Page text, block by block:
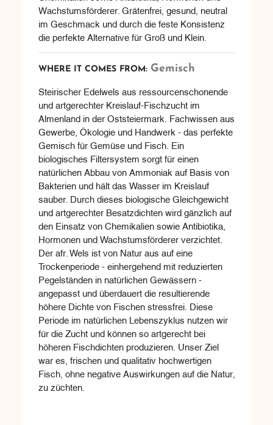
Wachstumsförderer. Grätenfrei, gesund, neutral
im Geschmack und durch die feste Konsistenz
die perfekte Alternative für Groß und Klein.
WHERE IT COMES FROM: Gemisch
Steirischer Edelwels aus ressourcenschonende
und artgerechter Kreislauf-Fischzucht im
Almenland in der Oststeiermark. Fachwissen aus
Gewerbe, Ökologie und Handwerk - das perfekte
Gemisch für Gemüse und Fisch. Ein
biologisches Filtersystem sorgt für einen
natürlichen Abbau von Ammoniak auf Basis von
Bakterien und hält das Wasser im Kreislauf
sauber. Durch dieses biologische Gleichgewicht
und artgerechter Besatzdichten wird gänzlich auf
den Einsatz von Chemikalien sowie Antibiotika,
Hormonen und Wachstumsförderer verzichtet.
Der afr. Wels ist von Natur aus auf eine
Trockenperiode - einhergehend mit reduzierten
Pegelständen in natürlichen Gewässern -
angepasst und überdauert die resultierende
höhere Dichte von Fischen stressfrei. Diese
Periode im natürlichen Lebenszyklus nutzen wir
für die Zucht und können so artgerecht bei
höheren Fischdichten produzieren. Unser Ziel
war es, frischen und qualitativ hochwertigen
Fisch, ohne negative Auswirkungen auf die Natur,
zu züchten.